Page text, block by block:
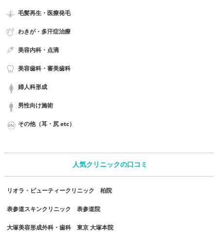
毛髪再生・医療発毛
わきが・多汗症治療
美容内科・点滴
美容歯科・審美歯科
婦人科形成
男性向け施術
その他（耳・尻 etc）
人気クリニックの口コミ
リオラ・ビューティークリニック 柏院
表参道スキンクリニック 表参道院
大塚美容形成外科・歯科 東京 大塚本院